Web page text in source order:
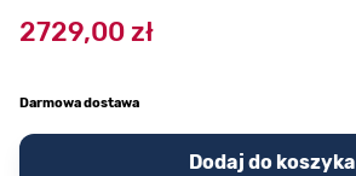
2729,00 zł
Darmowa dostawa
Dodaj do koszyka